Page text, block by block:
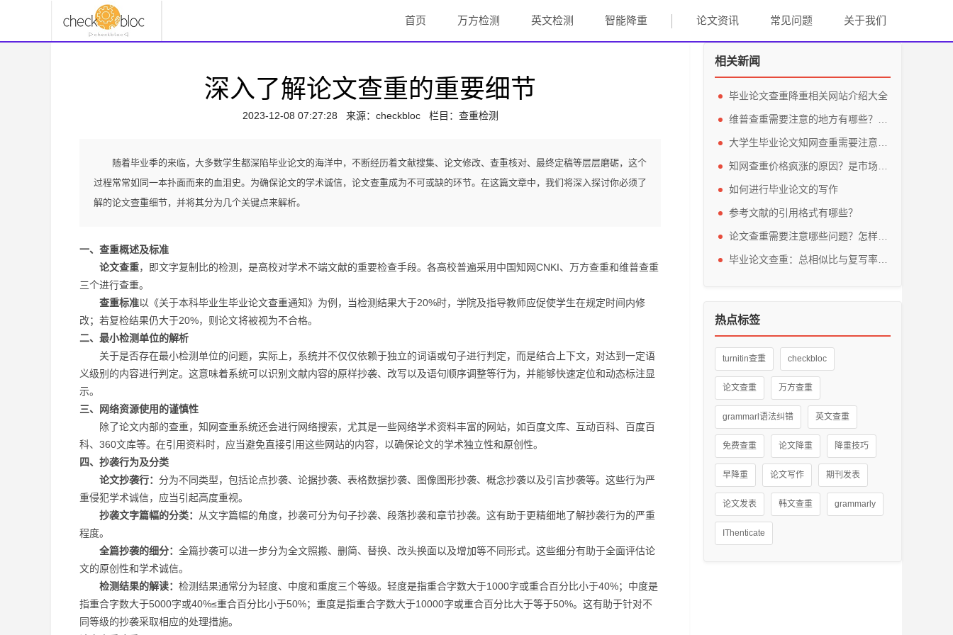
首页 万方检测 英文检测 智能降重 论文资讯 常见问题 关于我们
深入了解论文查重的重要细节
2023-12-08 07:27:28 来源： checkbloc栏目：查重检测
随着毕业季的来临，大多数学生都深陷毕业论文的海洋中，不断经历着文献搜集、论文修改、查重核对、最终定稿等层层磨砺，这个
过程常常如同一本扑面而来的血泪史。为确保论文的学术诚信，论文查重成为不可或缺的环节。在这篇文章中，我们将深入探讨你必须了
解的论文查重细节，并将其分为几个关键点来解析。
一、查重概述及标准
论文查重，即文字复制比的检测，是高校对学术不端文献的重要检查手段。各高校普遍采用中国知网CNKI、万方查重和维普查重
三个进行查重。
查重标准以《关于本科毕业生毕业论文查重通知》为例，当检测结果大于20%时，学院及指导教师应促使学生在规定时间内修
改；若复检结果仍大于20%，则论文将被视为不合格。
二、最小检测单位的解析
关于是否存在最小检测单位的问题，实际上，系统并不仅仅依赖于独立的词语或句子进行判定，而是结合上下文，对达到一定语
义级别的内容进行判定。这意味着系统可以识别文献内容的原样抄袭、改写以及语句顺序调整等行为，并能够快速定位和动态标注显
示。
三、网络资源使用的谨慎性
除了论文内部的查重，知网查重系统还会进行网络搜索，尤其是一些网络学术资料丰富的网站，如百度文库、互动百科、百度百
科、360文库等。在引用资料时，应当避免直接引用这些网站的内容，以确保论文的学术独立性和原创性。
四、抄袭行为及分类
论文抄袭行： 分为不同类型，包括论点抄袭、论据抄袭、表格数据抄袭、图像图形抄袭、概念抄袭以及引言抄袭等。这些行为严
重侵犯学术诚信，应当引起高度重视。
抄袭文字篇幅的分类：
从文字篇幅的角度，抄袭可分为句子抄袭、段落抄袭和章节抄袭。这有助于更精细地了解抄袭行为的严重
程度。
全篇抄袭的细分： 全篇抄袭可以进一步分为全文照搬、删简、替换、改头换面以及增加等不同形式。这些细分有助于全面评估论
文的原创性和学术诚信。
检测结果的解读： 检测结果通常分为轻度、中度和重度三个等级。轻度是指重合字数大于1000字或重合百分比小于40%；中度是
指重合字数大于5000字或40%≤重合百分比小于50%；重度是指重合字数大于10000字或重合百分比大于等于50%。这有助于针对不
同等级的抄袭采取相应的处理措施。
相关新闻
毕业论文查重降重相关网站介绍大全
如何进行毕业论文的写作
参考文献的引用格式有哪些？
热点标签
turnitin查重 checkbloc
论文查重 万方查重
grammarl语法纠错 英文查重
免费查重 论文降重 降重技巧
早降重 论文写作 期刊发表
论文发表 韩文查重 grammarly
IThenticate